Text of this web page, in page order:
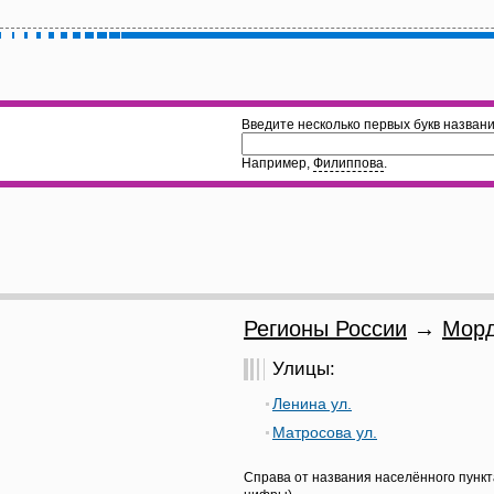
Введите несколько первых букв
Например, Филиппова.
Регионы России →
Улицы:
Ленина ул.
Матросова ул.
Справа от названия населённого